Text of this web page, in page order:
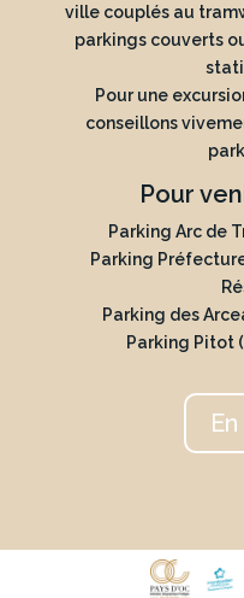
ville couplés au
parkings couverts
Pour une
conseillons
Pour
Parking Arc de
Parking
Parking des
Parking Pitot